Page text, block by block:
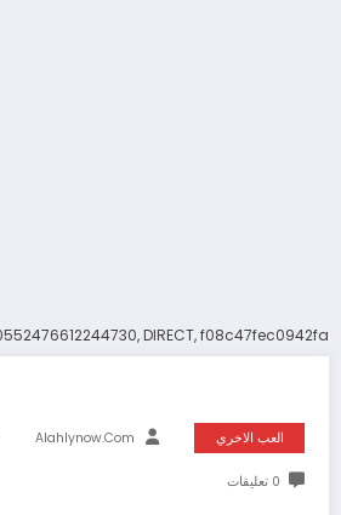
DIRECT, f08c47fec0942fa
العب الاخري Alahlynow.com
0 تعليقات